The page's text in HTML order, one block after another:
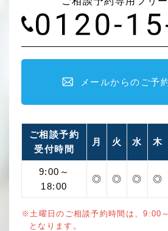
メールからのご予
ご相談予約
受付時間
月 火 水 木
9:00～
18:00
◎ ◎ ◎ ◎
※土曜日のご相談予約時間は、9:00
となります。